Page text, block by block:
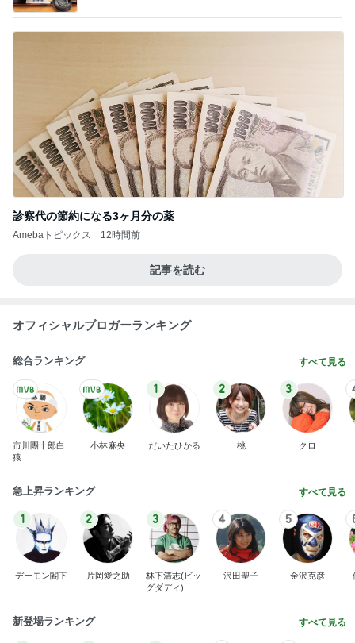
診察代の節約になる3ヶ月分の薬
Amebaトピックス 12時間前
記事を読む
オフィシャルブロガーランキング
総合ランキング すべて見る
市川團十郎白
猿
小林麻央
1
だいたひかる
2
桃
3
クロ
急上昇ランキング すべて見る
1
デーモン閣下
2
片岡愛之助
3
林下清志(ビッ
グダディ)
4
沢田聖子
5
金沢克彦
新登場ランキング すべて見る